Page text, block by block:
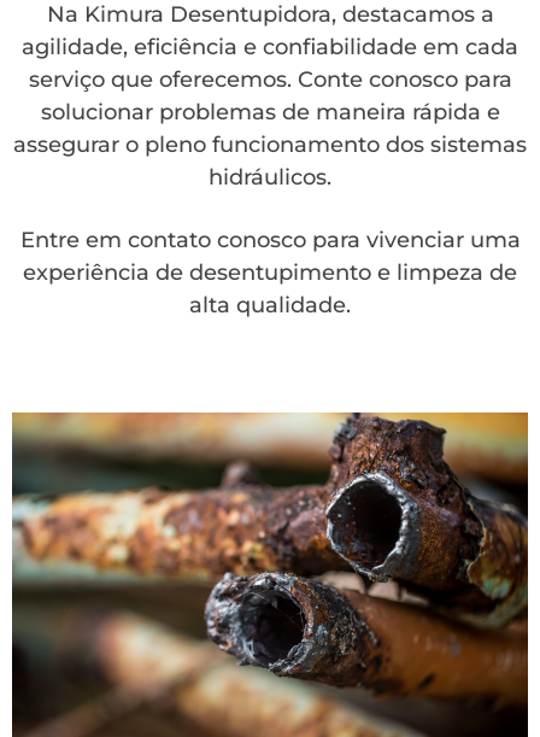
Na Kimura Desentupidora, destacamos a
agilidade, eficiência e confiabilidade em cada
serviço que oferecemos. Conte conosco para
solucionar problemas de maneira rápida e
assegurar o pleno funcionamento dos sistemas
hidráulicos.
Entre em contato conosco para vivenciar uma
experiência de desentupimento e limpeza de
alta qualidade.